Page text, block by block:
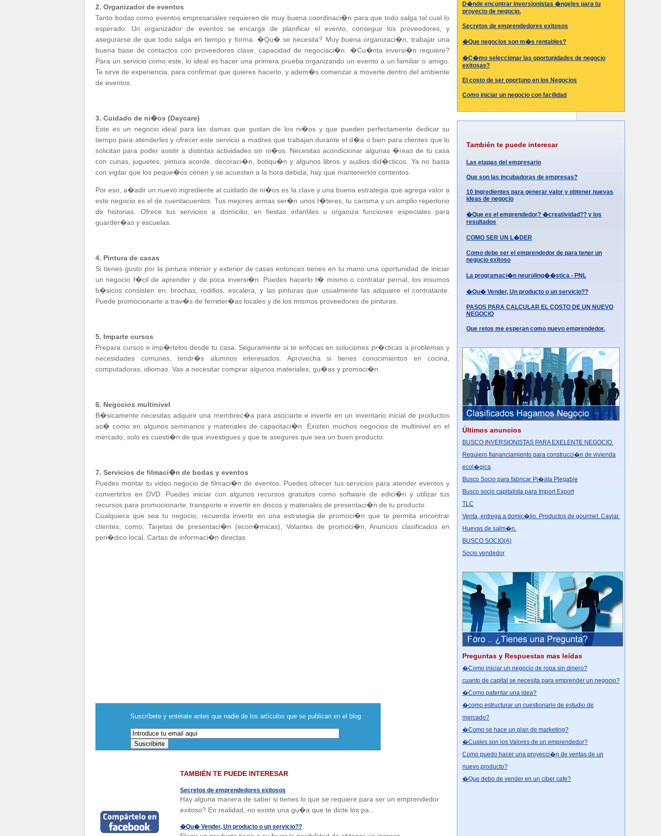
2. Organizador de eventos
Tanto bodas como eventos empresariales requieren de muy buena coordinaci�n para que todo salga tal cual lo
esperado. Un organizador de eventos se encarga de planificar el evento, conseguir los proveedores, y
asegurarse de que todo salga en tiempo y forma. �Qu� se necesita? Muy buena organizaci�n, trabajar una
buena base de contactos con proveedores clave, capacidad de negociaci�n. �Cu�nta inversi�n requiere?
Para un servicio como este, lo ideal es hacer una primera prueba organizando un evento a un familiar o amigo.
Te sirve de experiencia, para confirmar que quieres hacerlo, y adem�s comenzar a moverte dentro del ambiente
de eventos.
3. Cuidado de ni�os (Daycare)
Este es un negocio ideal para las damas que gustan de los ni�os y que pueden perfectamente dedicar su
tiempo para atenderles y ofrecer este servicio a madres que trabajan durante el d�a o bien para clientes que lo
solicitan para poder asistir a distintas actividades sin ni�os. Necesitas acondicionar algunas �reas de tu casa
con cunas, juguetes, pintura acorde, decoraci�n, botiqu�n y algunos libros y audios did�cticos. Ya no basta
con vigilar que los peque�os cenen y se acuesten a la hora debida; hay que mantenerlos contentos.
Por eso, a�adir un nuevo ingrediente al cuidado de ni�os es la clave y una buena estrategia que agrega valor a
este negocio es el de cuentacuentos. Tus mejores armas ser�n unos t�teres, tu carisma y un amplio repertorio
de historias. Ofrece tus servicios a domicilio, en fiestas infantiles u organiza funciones especiales para
guarder�as y escuelas.
4. Pintura de casas
Si tienes gusto por la pintura interior y exterior de casas entonces tienes en tu mano una oportunidad de iniciar
un negocio f�cil de aprender y de poca inversi�n. Puedes hacerlo t� mismo o contratar pernal, los insumos
b�sicos consisten en: brochas, rodillos, escalera, y las pinturas que usualmente las adquiere el contratante.
Puede promocionarte a trav�s de ferreter�as locales y de los mismos proveedores de pinturas.
5. Imparte cursos
Prepara cursos e imp�rtelos desde tu casa. Seguramente si te enfocas en soluciones pr�cticas a problemas y
necesidades comunes, tendr�s alumnos interesados. Aprovecha si tienes conocimientos en cocina,
computadoras, idiomas. Vas a necesitar comprar algunos materiales, gu�as y promoci�n.
6. Negocios multinivel
B�sicamente necesitas adquirir una membrec�a para asociarte e invertir en un inventario inicial de productos
as� como en algunos seminarios y materiales de capacitaci�n. Existen muchos negocios de multinivel en el
mercado, solo es cuesti�n de que investigues y que te asegures que sea un buen producto.
7. Servicios de filmaci�n de bodas y eventos
Puedes montar tu video negocio de filmaci�n de eventos. Puedes ofrecer tus servicios para atender eventos y
convertirlos en DVD. Puedes iniciar con algunos recursos gratuitos como software de edici�n y utilizar tus
recursos para promocionarte, transporte e invertir en discos y materiales de presentaci�n de tu producto.
Cualquiera que sea tu negocio, recuerda invertir en una estrategia de promoci�n que te permita encontrar
clientes, como; Tarjetas de presentaci�n (econ�micas), Volantes de promoci�n, Anuncios clasificados en
peri�dico local, Cartas de informaci�n directas
Suscríbete y entérate antes que nadie de los artículos que se publican en el blog
TAMBIÉN TE PUEDE INTERESAR
Secretos de emprendedores exitosos
Hay alguna manera de saber si tienes lo que se requiere para ser un emprendedor
exitoso? En realidad, no existe una gu�a que te dicte los pa...
�Qu� Vender, Un producto o un servicio??
D�nde encontrar inversionistas �ngeles para tu
proyecto de negocio.
Secretos de emprendedores exitosos
�Que negocios son m�s rentables?
�C�mo seleccionar las oportunidades de negocio
exitosas?
El costo de ser oportuno en los Negocios
Como iniciar un negocio con facilidad
También te puede interesar
Las etapas del empresario
Que son las incubadoras de empresas?
10 Ingredientes para generar valor y obtener nuevas
ideas de negocio
�Que es el emprendedor? �creatividad?? y los
resultados
COMO SER UN L�DER
Como debe ser el emprendedor de para tener un
negocio exitoso
La programaci�n neuroling��stica - PNL
�Qu� Vender, Un producto o un servicio??
PASOS PARA CALCULAR EL COSTO DE UN NUEVO
NEGOCIO
Que retos me esperan como nuevo emprendedor.
Últimos anuncios
BUSCO INVERSIONISTAS PARA EXELENTE NEGOCIO.
Requiero fiananciamiento para construcci�n de vivienda
ecol�gica
Busco Socio para fabricar Pi�ata Plegable
Busco socio capitalista para Import Export
TLC
Venta, entrega a domic�lio. Productos de gourmet. Caviar.
Huevas de salm�n.
BUSCO SOCIO(A)
Socio vendedor
Preguntas y Respuestas mas leídas
�Como iniciar un negocio de ropa sin dinero?
cuanto de capital se necesita para emprender un negocio?
�Como patentar una idea?
�como estructurar un cuestionario de estudio de
mercado?
�Como se hace un plan de marketing?
�Cuales son los Valores de un emprendedor?
Como puedo hacer una proyecci�n de ventas de un
nuevo producto?
�Que debo de vender en un ciber cafe?